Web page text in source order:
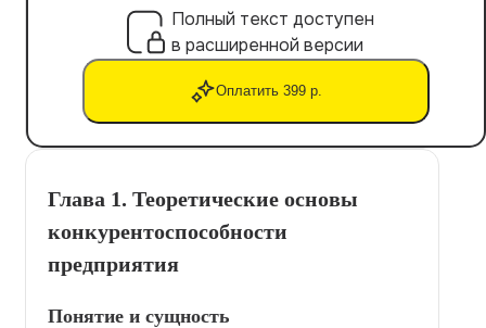
Полный текст доступен
в расширенной версии
Оплатить 399 р.
Глава 1. Теоретические основы
конкурентоспособности
предприятия
Понятие и сущность